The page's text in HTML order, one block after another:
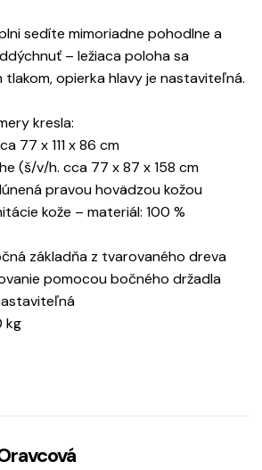
sedíte mimoriadne pohodlne a
– ležiaca poloha sa
opierka hlavy je nastaviteľná.
kresla:
77 x 111 x 86 cm
(š/v/h. cca 77 x 87 x 158 cm
pravou hovädzou kožou
kože – materiál: 100 %
základňa z tvarovaného dreva
pomocou bočného držadla
kg